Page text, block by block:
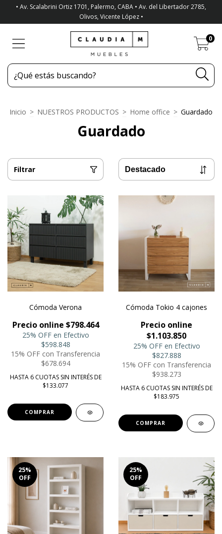
• Av. Scalabrini Ortiz 1701, Palermo, CABA • Av. del Libertador 2785,
Olivos, Vicente López •
0
Inicio > NUESTROS PRODUCTOS > Home office > Guardado
Guardado
Filtrar
Cómoda Verona
Precio online $798.464
25% OFF en Efectivo
$598.848
15% OFF con Transferencia
$678.694
HASTA 6 CUOTAS SIN INTERÉS DE
$133.077
COMPRAR
Cómoda Tokio 4 cajones
Precio online
$1.103.850
25% OFF en Efectivo
$827.888
15% OFF con Transferencia
$938.273
HASTA 6 CUOTAS SIN INTERÉS DE
$183.975
COMPRAR
25%
OFF
25%
OFF